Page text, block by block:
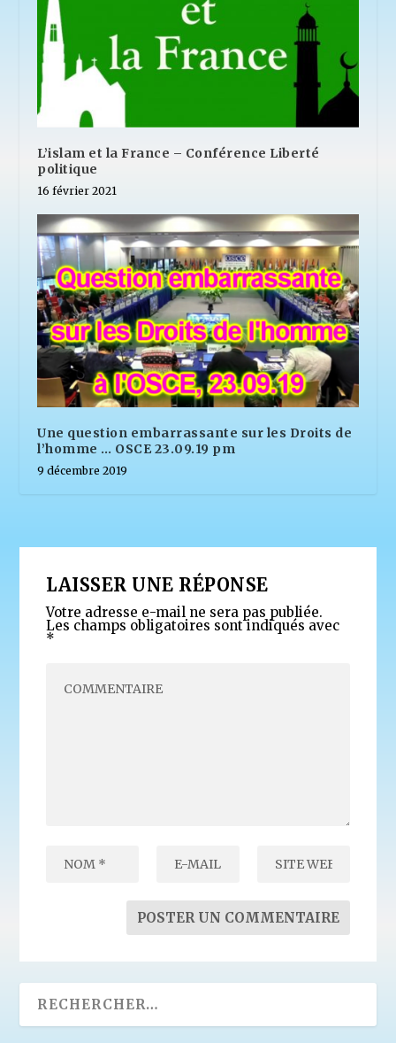
L’islam et la France – Conférence Liberté
politique
16 février 2021
Une question embarrassante sur les Droits de
l’homme … OSCE 23.09.19 pm
9 décembre 2019
LAISSER UNE RÉPONSE
Votre adresse e-mail ne sera pas publiée.
Les champs obligatoires sont indiqués avec
*